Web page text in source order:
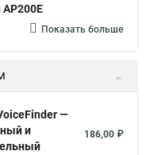
Показать больше
—
и
186,00 ₽